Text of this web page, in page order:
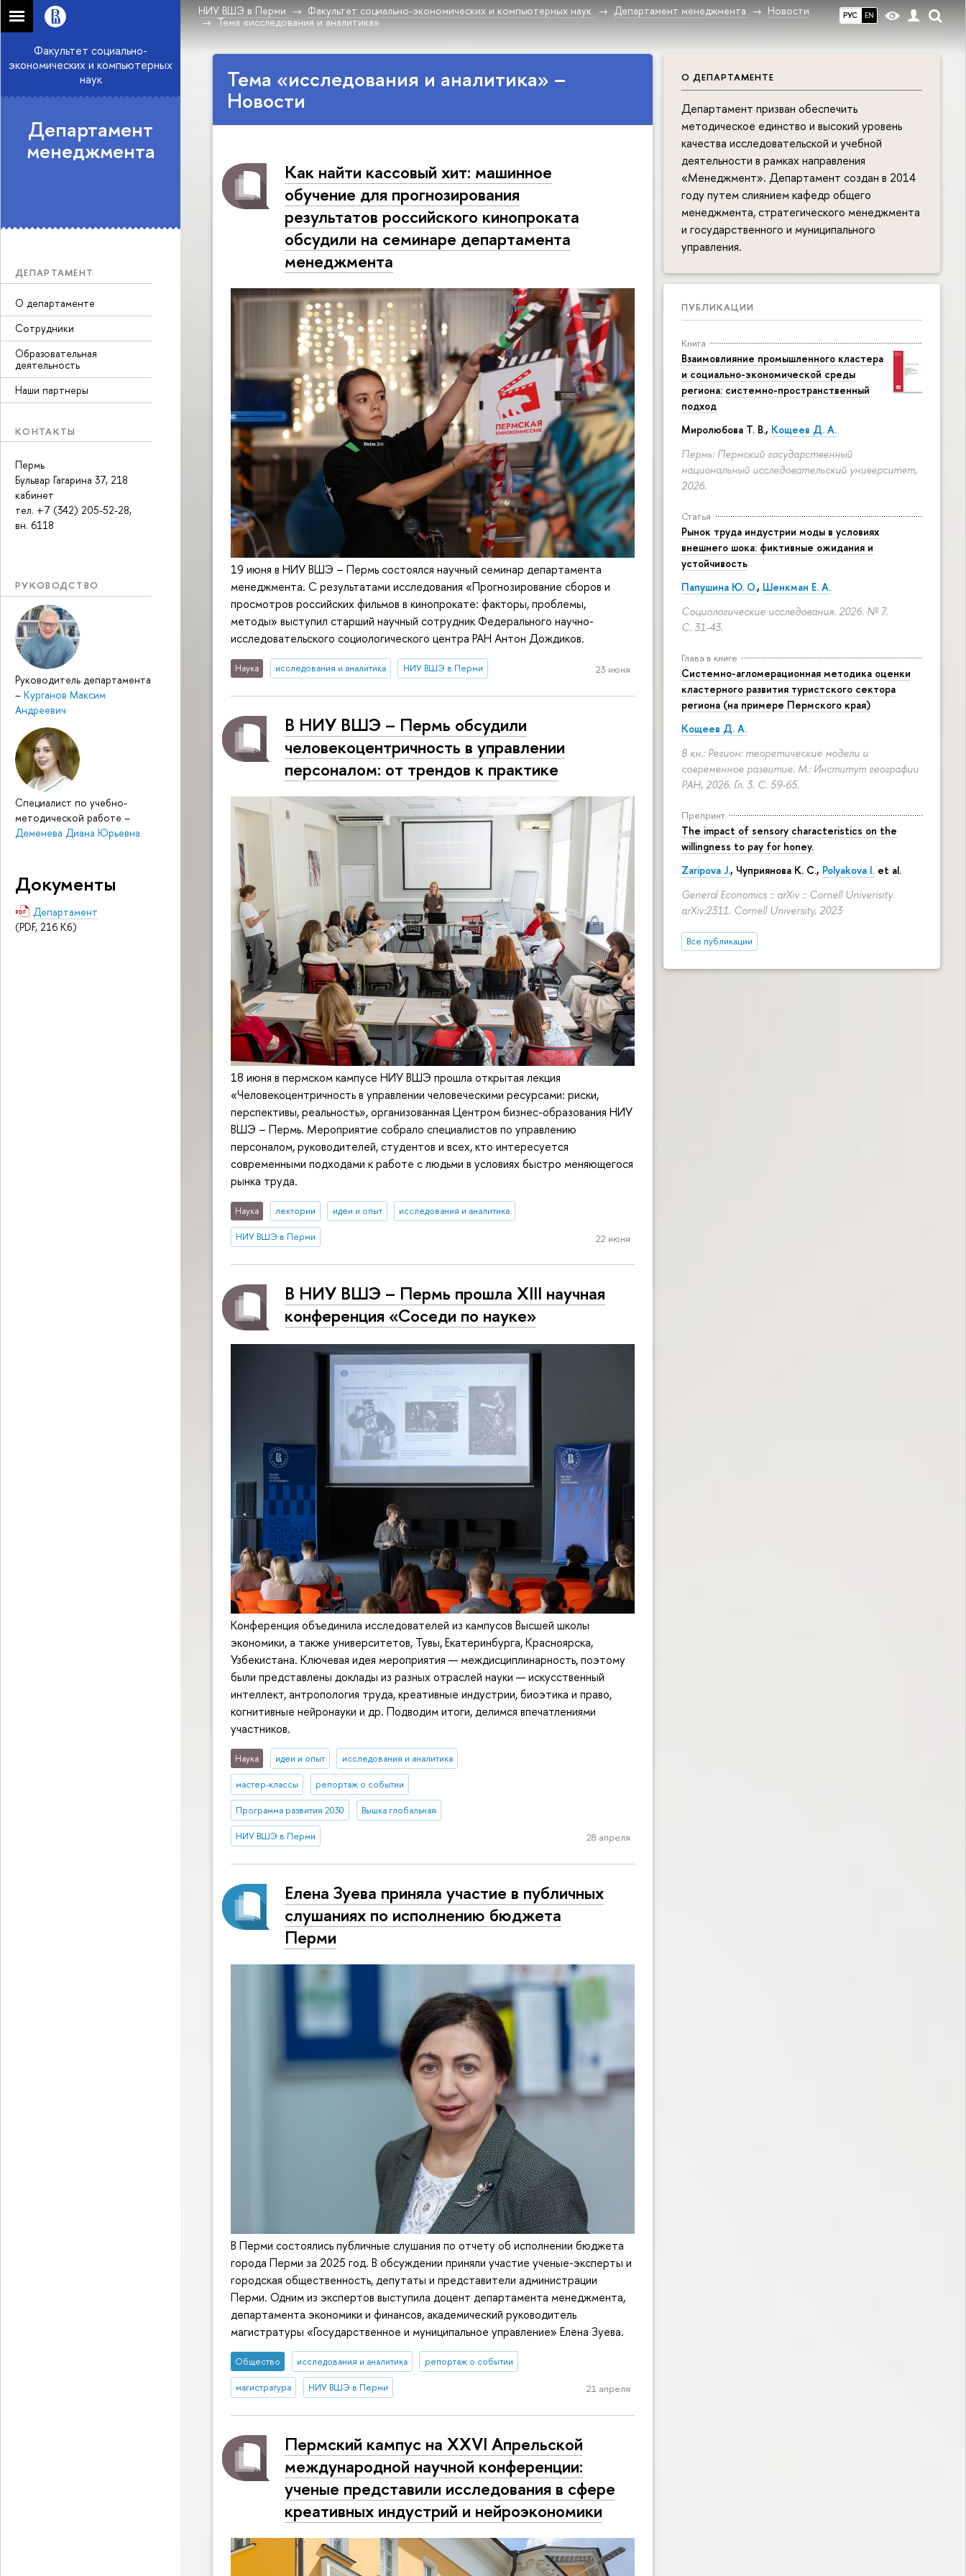
РУС EN
НИУ ВШЭ в Перми Факультет социально-экономических и компьютерных наук Департамент менеджмента
Новости
Тема «исследования и аналитика»
Факультет социально-
экономических и компьютерных
наук
Департамент
менеджмента
ДЕПАРТАМЕНТ
О департаменте
Сотрудники
Образовательная
деятельность
Наши партнеры
КОНТАКТЫ
Пермь
Бульвар Гагарина 37, 218
кабинет
тел. +7 (342) 205-52-28,
вн. 6118
РУКОВОДСТВО
Руководитель департамента
– Курганов Максим
Андреевич
Специалист по учебно-
методической работе –
Деменева Диана Юрьевна
Документы
Департамент
(PDF, 216 Кб)
О ДЕПАРТАМЕНТЕ
Департамент призван обеспечить
методическое единство и высокий уровень
качества исследовательской и учебной
деятельности в рамках направления
«Менеджмент». Департамент создан в 2014
году путем слиянием кафедр общего
менеджмента, стратегического менеджмента
и государственного и муниципального
управления.
ПУБЛИКАЦИИ
Книга
Взаимовлияние промышленного кластера
и социально-экономической среды
региона: системно-пространственный
подход
Миролюбова Т. В., Кощеев Д. А.
Пермь: Пермский государственный
национальный исследовательский университет,
2026.
Статья
Рынок труда индустрии моды в условиях
внешнего шока: фиктивные ожидания и
устойчивость
Папушина Ю. О., Шенкман Е. А.
Социологические исследования. 2026. № 7.
С. 31-43.
Глава в книге
Системно-агломерационная методика оценки
кластерного развития туристского сектора
региона (на примере Пермского края)
Кощеев Д. А.
В кн.: Регион: теоретические модели и
современное развитие. М.: Институт географии
РАН, 2026. Гл. 3. С. 59-65.
Препринт
The impact of sensory characteristics on the
willingness to pay for honey.
Zaripova J., Чуприянова К. С., Polyakova I. et al.
General Economics :: arXiv :: Cornell Univerisity.
arXiv:2311. Cornell University, 2023
Все публикации
Тема «исследования и аналитика» –
Новости
Как найти кассовый хит: машинное
обучение для прогнозирования
результатов российского кинопроката
обсудили на семинаре департамента
менеджмента
19 июня в НИУ ВШЭ – Пермь состоялся научный семинар департамента
менеджмента. С результатами исследования «Прогнозирование сборов и
просмотров российских фильмов в кинопрокате: факторы, проблемы,
методы» выступил старший научный сотрудник Федерального научно-
исследовательского социологического центра РАН Антон Дождиков.
Наука исследования и аналитика НИУ ВШЭ в Перми 23 июня
В НИУ ВШЭ – Пермь обсудили
человекоцентричность в управлении
персоналом: от трендов к практике
18 июня в пермском кампусе НИУ ВШЭ прошла открытая лекция
«Человекоцентричность в управлении человеческими ресурсами: риски,
перспективы, реальность», организованная Центром бизнес-образования НИУ
ВШЭ – Пермь. Мероприятие собрало специалистов по управлению
персоналом, руководителей, студентов и всех, кто интересуется
современными подходами к работе с людьми в условиях быстро меняющегося
рынка труда.
Наука лектории идеи и опыт исследования и аналитика
НИУ ВШЭ в Перми 22 июня
В НИУ ВШЭ – Пермь прошла XIII научная
конференция «Соседи по науке»
Конференция объединила исследователей из кампусов Высшей школы
экономики, а также университетов, Тувы, Екатеринбурга, Красноярска,
Узбекистана. Ключевая идея мероприятия — междисциплинарность, поэтому
были представлены доклады из разных отраслей науки — искусственный
интеллект, антропология труда, креативные индустрии, биоэтика и право,
когнитивные нейронауки и др. Подводим итоги, делимся впечатлениями
участников.
Наука идеи и опыт исследования и аналитика
мастер-классы репортаж о событии
Программа развития 2030 Вышка глобальная
НИУ ВШЭ в Перми 28 апреля
Елена Зуева приняла участие в публичных
слушаниях по исполнению бюджета
Перми
В Перми состоялись публичные слушания по отчету об исполнении бюджета
города Перми за 2025 год. В обсуждении приняли участие ученые-эксперты и
городская общественность, депутаты и представители администрации
Перми. Одним из экспертов выступила доцент департамента менеджмента,
департамента экономики и финансов, академический руководитель
магистратуры «Государственное и муниципальное управление» Елена Зуева.
Общество исследования и аналитика репортаж о событии
магистратура НИУ ВШЭ в Перми 21 апреля
Пермский кампус на XXVI Апрельской
международной научной конференции:
ученые представили исследования в сфере
креативных индустрий и нейроэкономики